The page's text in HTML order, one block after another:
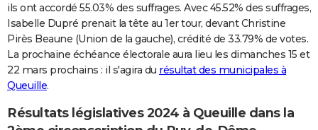
Dictionnaire
Biographies
Citations
Expressions
Proverbes
PROGRAMME TV
COPAINS D'AVANT
S'inscrire
Se connecter
Lycées
Collèges
Primaires
Universités
Entreprises
Service militaire
Avis de recherche
AVIS DE DÉCÈS
ils ont accordé 55.03% des suffrages. Avec 45.52% des suffrages,
Isabelle Dupré prenait la tête au 1er tour, devant Christine
Pirès Beaune (Union de la gauche), crédité de 33.79% de votes.
La prochaine échéance électorale aura lieu les dimanches 15 et
22 mars prochains : il s'agira du résultat des municipales à
Queuille.
Résultats législatives 2024 à Queuille dans la